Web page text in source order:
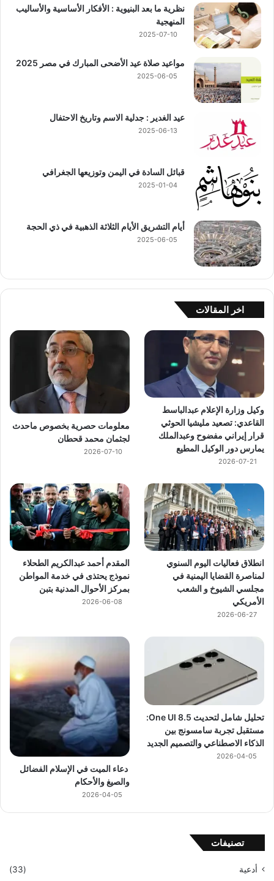
نظرية ما بعد البنيوية : الأفكار الأساسية والأساليب
المنهجية
2025-07-10
مواعيد صلاة عيد الأضحى المبارك في مصر 2025
2025-06-05
عيد الغدير : جدلية الاسم وتاريخ الاحتفال
2025-06-13
قبائل السادة في اليمن وتوزيعها الجغرافي
2025-01-04
أيام التشريق الأيام الثلاثة الذهبية في ذي الحجة
2025-06-05
اخر المقالات
وكيل وزارة الإعلام عبدالباسط
القاعدي: تصعيد مليشيا الحوثي
قرار إيراني مفضوح وعبدالملك
يمارس دور الوكيل المطيع
2026-07-21
معلومات حصرية بخصوص ماحدث
لجثمان محمد قحطان
2026-07-10
انطلاق فعاليات اليوم السنوي
لمناصرة القضايا اليمنية في
مجلسي الشيوخ و الشعب
الأمريكي
2026-06-27
المقدم أحمد عبدالكريم الطحلاء
نموذج يحتذى في خدمة المواطن
بمركز الأحوال المدنية بتبن
2026-06-08
تحليل شامل لتحديث One UI 8.5:
مستقبل تجربة سامسونج بين
الذكاء الاصطناعي والتصميم الجديد
2026-04-05
دعاء الميت في الإسلام الفضائل
والصيغ والأحكام
2026-04-05
تصنيفات
أدعية
(33)